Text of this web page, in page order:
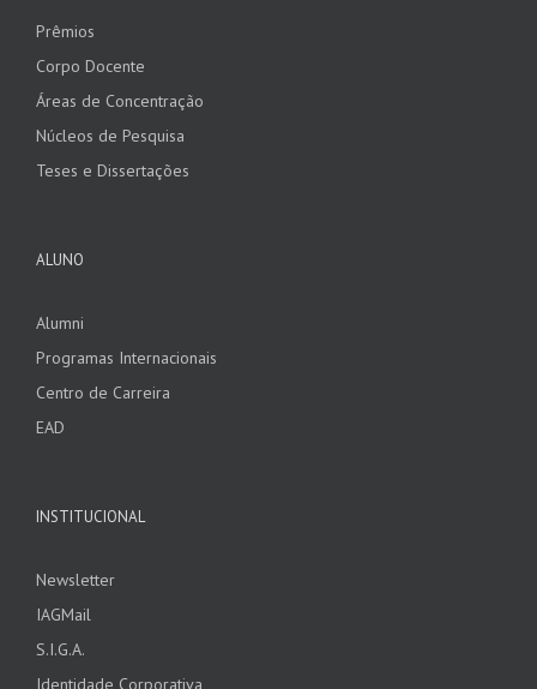
Prêmios
Corpo Docente
Áreas de Concentração
Núcleos de Pesquisa
Teses e Dissertações
ALUNO
Alumni
Programas Internacionais
Centro de Carreira
EAD
INSTITUCIONAL
Newsletter
IAGMail
S.I.G.A.
Identidade Corporativa